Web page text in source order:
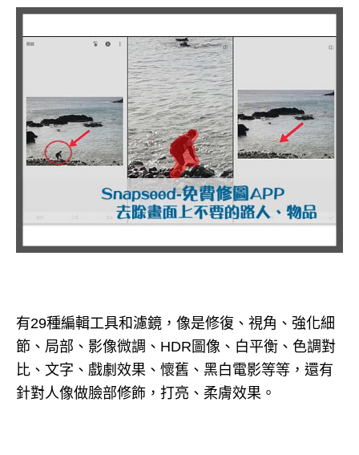
有29種編輯工具和濾鏡，像是修復、視角、強化細
節、局部、影像微調、HDR圖像、白平衡、色調對
比、文字、戲劇效果、懷舊、黑白電影等等，還有
針對人像做臉部修飾，打亮、柔膚效果。